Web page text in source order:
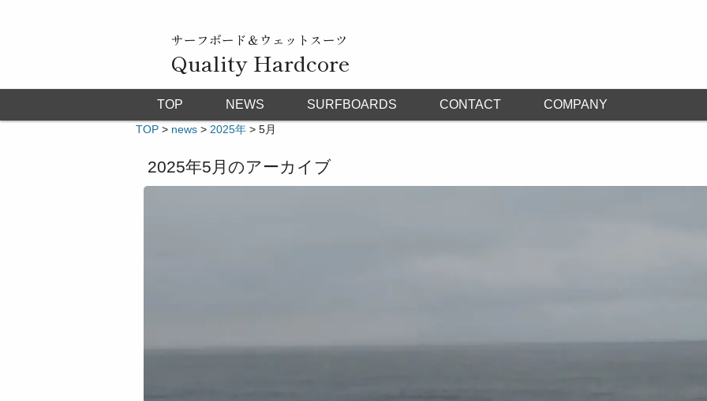
サーフボード＆ウェットスーツ
Quality Hardcore
TOP NEWS SURFBOARDS CONTACT COMPANY
TOP > news > 2025年 > 5月
2025年5月 のアーカイブ